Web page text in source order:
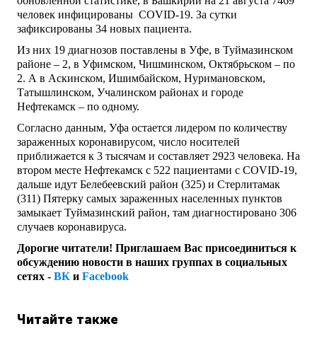
человек инфицированы COVID-19. За сутки
зафиксированы 34 новых пациента.
Из них 19 диагнозов поставлены в Уфе, в Туймазинском
районе – 2, в Уфимском, Чишминском, Октябрьском – по
2. А в Аскинском, Ишимбайском, Нуримановском,
Татышлинском, Учалинском районах и городе
Нефтекамск – по одному.
Согласно данным, Уфа остается лидером по количеству
зараженных коронавирусом, число носителей
приближается к 3 тысячам и составляет 2923 человека. На
втором месте Нефтекамск с 522 пациентами с COVID-19,
дальше идут Белебеевский район (325) и Стерлитамак
(311) Пятерку самых зараженных населенных пунктов
замыкает Туймазинский район, там диагностировано 306
случаев коронавируса.
Дорогие читатели! Приглашаем Вас присоединиться к
обсуждению новости в наших группах в социальных
сетях - ВК и Facebook
Читайте также